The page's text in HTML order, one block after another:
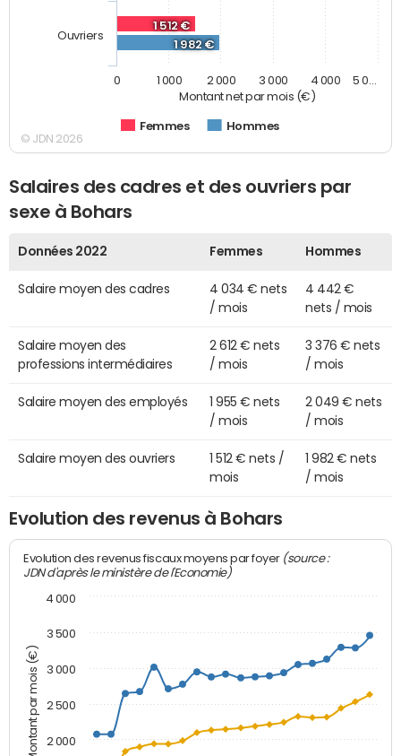
Montant net par mois (€)
1 512 €
1 982 €
Femmes Hommes
Ouvriers
0 1 000 2 000 3 000 4 000 5 0…
© JDN 2026
Salaires des cadres et des ouvriers par
sexe à Bohars
Données 2022 Femmes Hommes
Salaire moyen des cadres
4 034 € nets
/ mois
4 442 €
nets / mois
Salaire moyen des
professions intermédiaires
2 612 € nets
/ mois
3 376 € nets
/ mois
Salaire moyen des employés
1 955 € nets
/ mois
2 049 € nets
/ mois
Salaire moyen des ouvriers
1 512 € nets /
mois
1 982 € nets
/ mois
Evolution des revenus à Bohars
Montant par mois (€)
Evolution des revenus fiscaux moyens par foyer (source :
JDN d'après le ministère de l'Economie)
2 000
2 500
3 000
3 500
4 000